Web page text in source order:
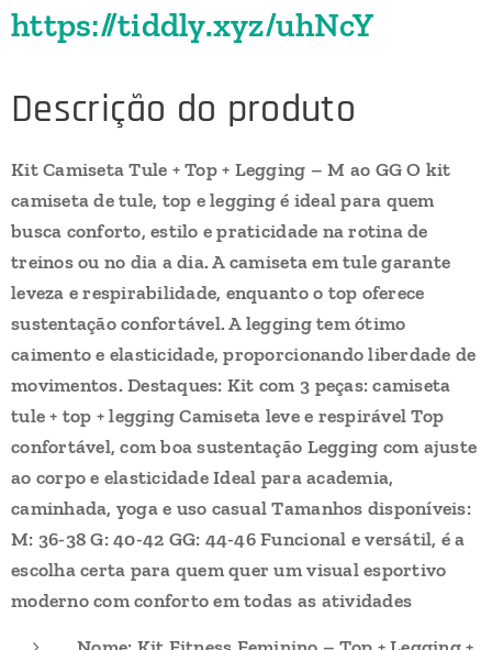
https://tiddly.xyz/uhNcY
Descrição do produto
Kit Camiseta Tule + Top + Legging – M ao GG O kit
camiseta de tule, top e legging é ideal para quem
busca conforto, estilo e praticidade na rotina de
treinos ou no dia a dia. A camiseta em tule garante
leveza e respirabilidade, enquanto o top oferece
sustentação confortável. A legging tem ótimo
caimento e elasticidade, proporcionando liberdade de
movimentos. Destaques: Kit com 3 peças: camiseta
tule + top + legging Camiseta leve e respirável Top
confortável, com boa sustentação Legging com ajuste
ao corpo e elasticidade Ideal para academia,
caminhada, yoga e uso casual Tamanhos disponíveis:
M: 36-38 G: 40-42 GG: 44-46 Funcional e versátil, é a
escolha certa para quem quer um visual esportivo
moderno com conforto em todas as atividades